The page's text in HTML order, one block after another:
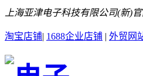
上海亚津电子科技有限公司(新)官
淘宝店铺| 1688企业店铺 | 外贸网